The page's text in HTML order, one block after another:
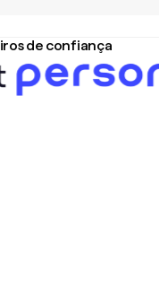
de confiança